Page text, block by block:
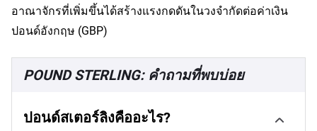
อาณาจักรที่เพิ่มขึ้นได้สร้างแรงกดดันในวงจำกัดต่อค่าเงิน
ปอนด์อังกฤษ (GBP)
POUND STERLING: คำถามที่พบบ่อย
ปอนด์สเตอร์ลิงคืออะไร?